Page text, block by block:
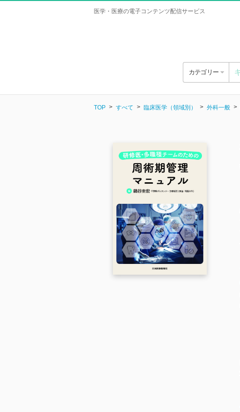
医学・医療の電子コンテンツ配信サービス
カテゴリー
TOP すべて 臨床医学（領域別） 外科一般